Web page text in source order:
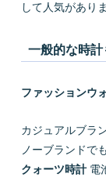
して人気がありま
一般的な時
ファッションウ
カジュアルブラ
ノーブランドで
クォーツ時計電